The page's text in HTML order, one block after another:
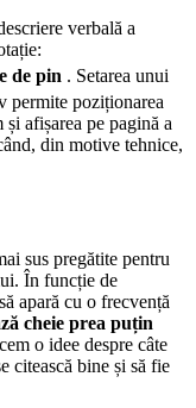
verbală a
. Setarea unui
permite poziționarea
și afișarea pe pagină a
din motive tehnice,
sus pregătite pentru
În funcție de
apară cu o frecvență
cheie prea puțin
o idee despre câte
citească bine și să fie